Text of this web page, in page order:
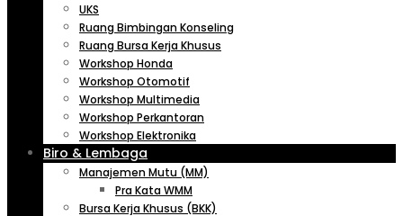
UKS
Ruang Bimbingan Konseling
Ruang Bursa Kerja Khusus
Workshop Honda
Workshop Otomotif
Workshop Multimedia
Workshop Perkantoran
Workshop Elektronika
Biro & Lembaga
Manajemen Mutu (MM)
Pra Kata WMM
Bursa Kerja Khusus (BKK)